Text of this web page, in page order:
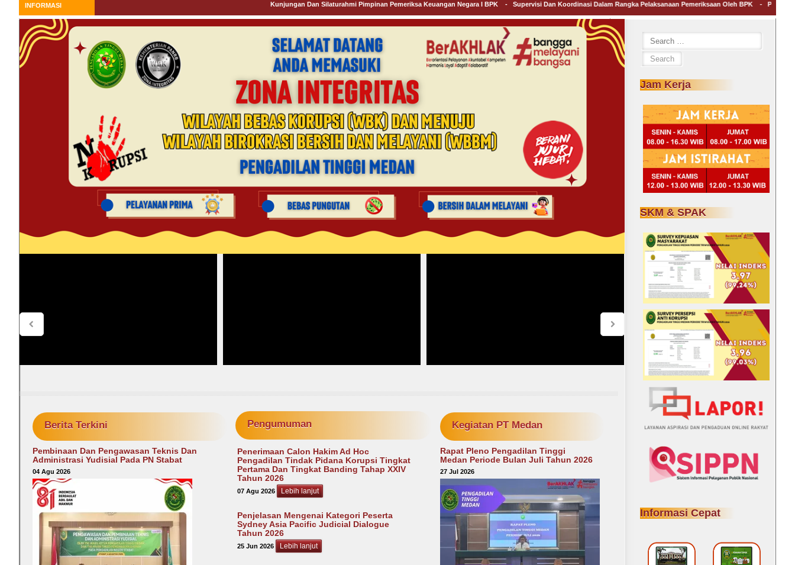
INFORMASI Kunjungan Dan Silaturahmi Pimpinan Pemeriksa Keuangan Negara I BPK-Supervisi Dan Koordinasi Dalam Rangka Pelaksanaan Pemeriksaan Oleh BPK-Penghormatan
Berita Terkini
Pembinaan Dan Pengawasan Teknis Dan
Administrasi Yudisial Pada PN Stabat
04 Agu 2026
Pengumuman
Penerimaan Calon Hakim Ad Hoc
Pengadilan Tindak Pidana Korupsi Tingkat
Pertama Dan Tingkat Banding Tahap XXIV
Tahun 2026
07 Agu 2026 Lebih lanjut
Penjelasan Mengenai Kategori Peserta
Sydney Asia Pacific Judicial Dialogue
Tahun 2026
25 Jun 2026 Lebih lanjut
Kegiatan PT Medan
Rapat Pleno Pengadilan Tinggi
Medan Periode Bulan Juli Tahun 2026
27 Jul 2026
Search
for:
Jam Kerja
SKM & SPAK
Informasi Cepat